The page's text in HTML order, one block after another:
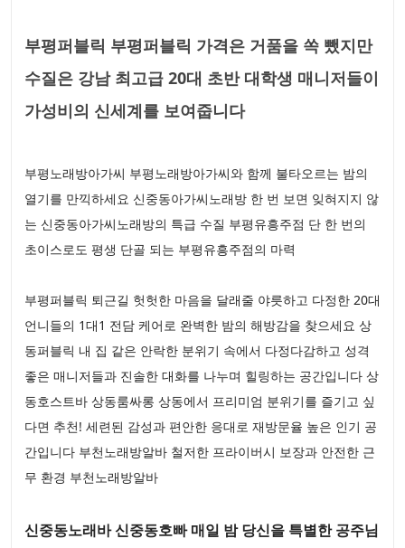
부평퍼블릭 부평퍼블릭 가격은 거품을 쏙 뺐지만
수질은 강남 최고급 20대 초반 대학생 매니저들이
가성비의 신세계를 보여줍니다
부평노래방아가씨 부평노래방아가씨와 함께 불타오르는 밤의
열기를 만끽하세요 신중동아가씨노래방 한 번 보면 잊혀지지 않
는 신중동아가씨노래방의 특급 수질 부평유흥주점 단 한 번의
초이스로도 평생 단골 되는 부평유흥주점의 마력
부평퍼블릭 퇴근길 헛헛한 마음을 달래줄 야릇하고 다정한 20대
언니들의 1대1 전담 케어로 완벽한 밤의 해방감을 찾으세요 상
동퍼블릭 내 집 같은 안락한 분위기 속에서 다정다감하고 성격
좋은 매니저들과 진솔한 대화를 나누며 힐링하는 공간입니다 상
동호스트바 상동룸싸롱 상동에서 프리미엄 분위기를 즐기고 싶
다면 추천! 세련된 감성과 편안한 응대로 재방문율 높은 인기 공
간입니다 부천노래방알바 철저한 프라이버시 보장과 안전한 근
무 환경 부천노래방알바
신중동노래바 신중동호빠 매일 밤 당신을 특별한 공주님